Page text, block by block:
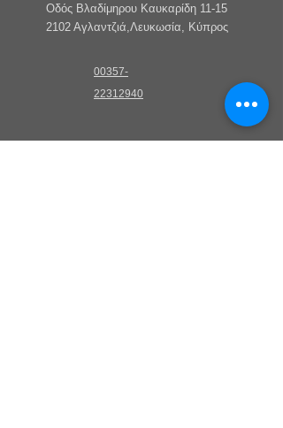
Οδός Βλαδίμηρου Καυκαρίδη 11-15
2102 Αγλαντζιά,Λευκωσία, Κύπρος
00357-
22312940